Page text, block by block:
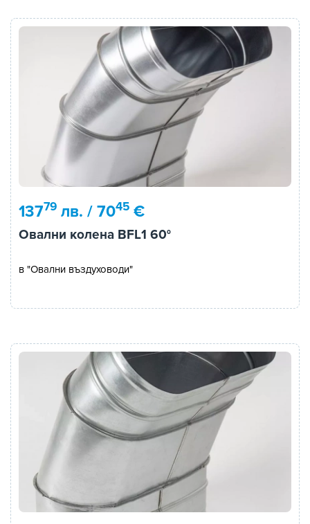
13779 лв. / 7045 €
Овални колена BFL1 60°
в "Овални въздуховоди"